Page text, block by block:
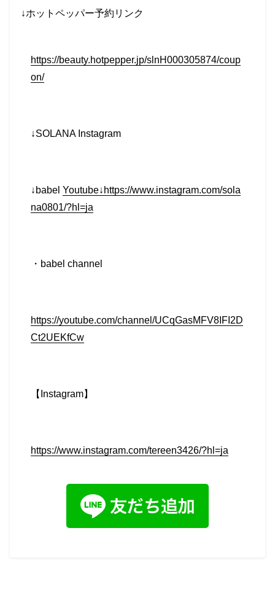
↓ホットペッパー予約リンク
https://beauty.hotpepper.jp/slnH000305874/coup
on/
↓SOLANA Instagram
↓babel Youtube↓https://www.instagram.com/sola
na0801/?hl=ja
・ babel channel
https://youtube.com/channel/UCqGasMFV8IFI2D
Ct2UEKfCw
【 Instagram】
https://www.instagram.com/tereen3426/?hl=ja